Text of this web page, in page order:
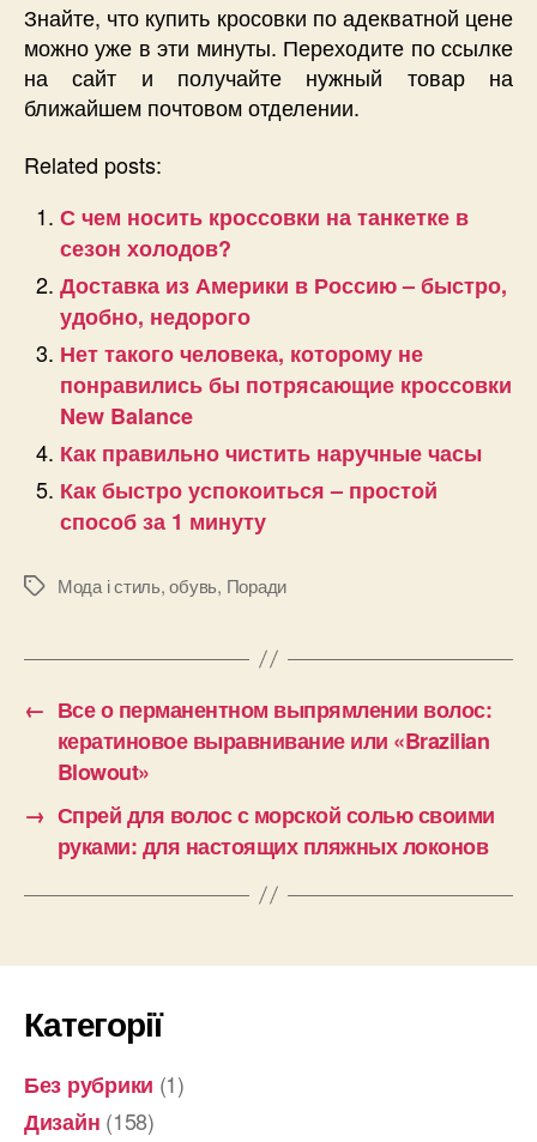
Знайте, что купить кросовки по адекватной цене
можно уже в эти минуты. Переходите по ссылке
на сайт и получайте нужный товар на
ближайшем почтовом отделении.
Related posts:
С чем носить кроссовки на танкетке в
сезон холодов?
Доставка из Америки в Россию – быстро,
удобно, недорого
Нет такого человека, которому не
понравились бы потрясающие кроссовки
New Balance
Как правильно чистить наручные часы
Как быстро успокоиться – простой
способ за 1 минуту
ПозначкиМода і стиль,обувь, Поради
← Все о перманентном выпрямлении волос:
кератиновое выравнивание или «Brazilian
Blowout»
→ Спрей для волос с морской солью своими
руками: для настоящих пляжных локонов
Категорії
Без рубрики (1)
Дизайн (158)